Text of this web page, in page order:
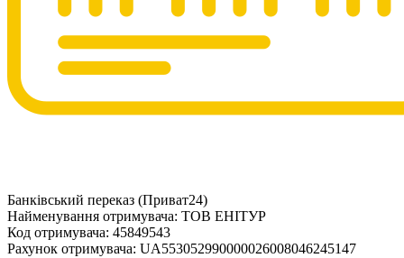
Банківський переказ (Приват24)
Найменування отримувача: ТОВ ЕНІТУР
Код отримувача: 45849543
Рахунок отримувача: UA553052990000026008046245147